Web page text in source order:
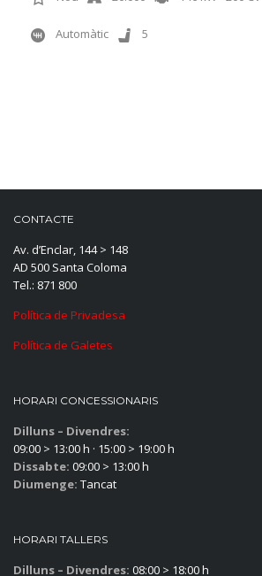
Automàtic 5
CONTACTE
Av. d’Enclar, 144 > 148
AD 500 Santa Coloma
Tel.: 871 800
Política de Privadesa
Política de Galetes
HORARI CONCESSIONARIS
Dilluns – Divendres:
09:00 > 13:00 h · 15:00 > 19:00 h
Dissabte: 09:00 > 13:00 h
Diumenge: Tancat
HORARI TALLERS
Dilluns – Divendres: 08:00 > 18:00 h